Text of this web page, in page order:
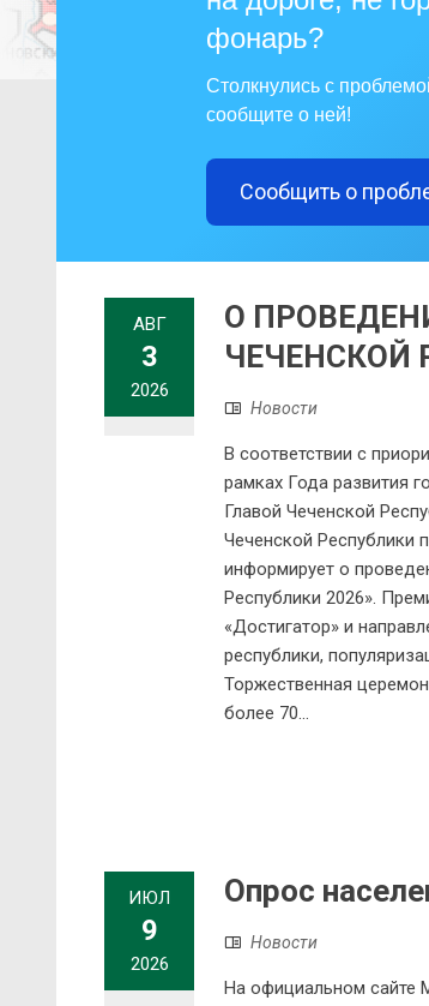
фонарь?
Столкнулись с
сообщите о ней!
Сообщить о
АВГ
3
2026
О
ЧЕЧЕНСКОЙ
Новости
В соответствии с
рамках Года развития
Главой Чеченской
Чеченской Республики
информирует о
Республики 2026».
«Достигатор» и
республики,
Торжественная
более 70...
ИЮЛ
9
2026
Опрос
Новости
На официальном сайте